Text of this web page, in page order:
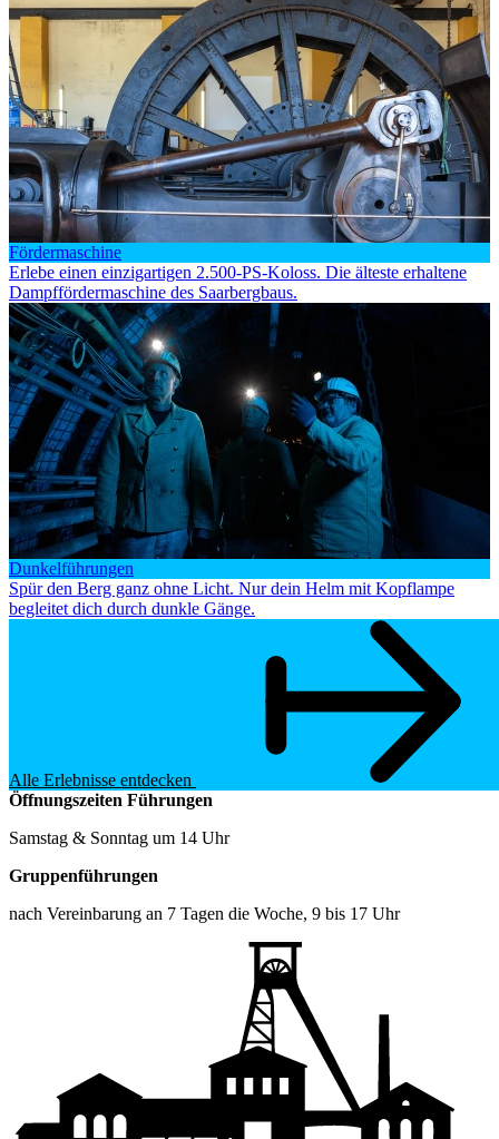
Fördermaschine
Erlebe einen einzigartigen 2.500-PS-Koloss. Die älteste erhaltene
Dampffördermaschine des Saarbergbaus.
Dunkelführungen
Spür den Berg ganz ohne Licht. Nur dein Helm mit Kopflampe
begleitet dich durch dunkle Gänge.
Alle Erlebnisse entdecken
Öffnungszeiten Führungen
Samstag & Sonntag um 14 Uhr
Gruppenführungen
nach Vereinbarung an 7 Tagen die Woche, 9 bis 17 Uhr